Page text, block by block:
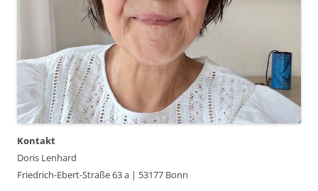
Kontakt
Doris Lenhard
Friedrich-Ebert-Straße 63 a | 53177 Bonn